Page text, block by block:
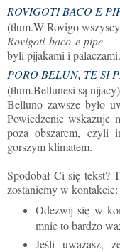
ROVIGOTI BACO E
(tłum.W Rovigo
Rovigoti baco e pipe
byli pijakami i palaczami.
PORO BELUN, TE SI
(tłum.Bellunesi są nijacy)
Belluno zawszebyło
Powiedzenie wskazuje
poza obszarem, czyli
gorszym klimatem.
Spodobał Ci się tekst?
zostaniemy w kontakcie:
Odezwij się w
mnie to bardzo
Jeśli uważasz,